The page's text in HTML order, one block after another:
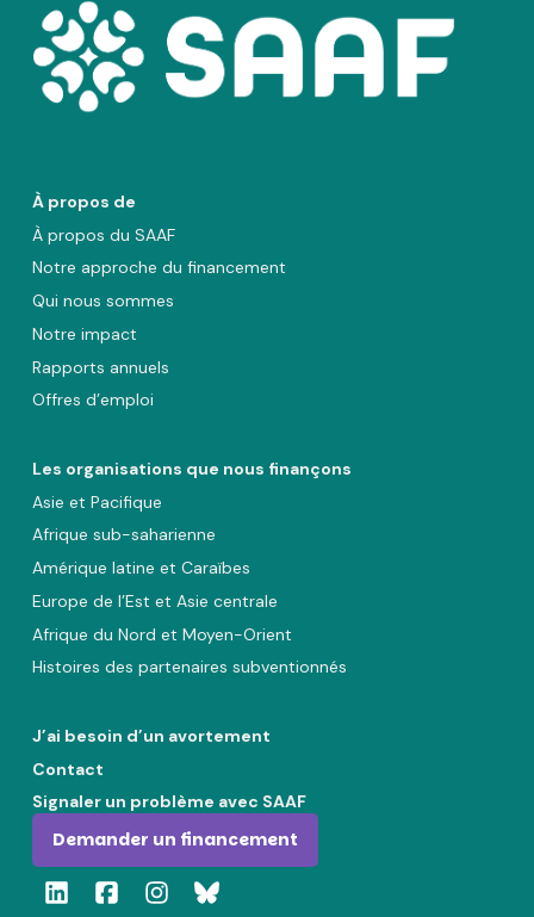
À propos de
À propos du SAAF
Notre approche du financement
Qui nous sommes
Notre impact
Rapports annuels
Offres d’emploi
Les organisations que nous finançons
Asie et Pacifique
Afrique sub-saharienne
Amérique latine et Caraïbes
Europe de l’Est et Asie centrale
Afrique du Nord et Moyen-Orient
Histoires des partenaires subventionnés
J’ai besoin d’un avortement
Contact
Signaler un problème avec SAAF
Demander un financement